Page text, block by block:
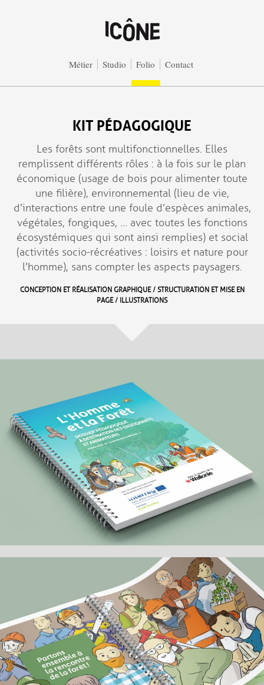
Métier Studio Folio Contact
KIT PÉDAGOGIQUE
Les forêts sont multifonctionnelles. Elles
remplissent différents rôles : à la fois sur le plan
économique (usage de bois pour alimenter toute
une filière), environnemental (lieu de vie,
d’interactions entre une foule d’espèces animales,
végétales, fongiques, … avec toutes les fonctions
écosystémiques qui sont ainsi remplies) et social
(activités socio-récréatives : loisirs et nature pour
l’homme), sans compter les aspects paysagers.
CONCEPTION ET RÉALISATION GRAPHIQUE / STRUCTURATION ET MISE EN
PAGE / ILLUSTRATIONS